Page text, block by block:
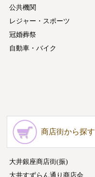
公共機関
レジャー・スポーツ
冠婚葬祭
自動車・バイク
商店街から探す
大井銀座商店街(振)
大井すずらん通り商店会